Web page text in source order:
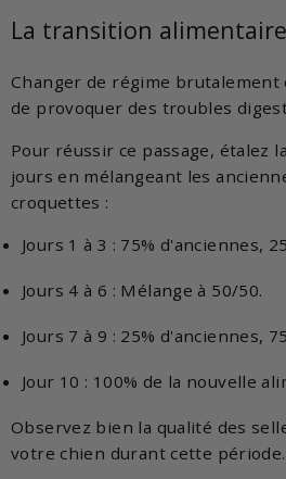
La transition alimentaire
Changer de régime
de provoquer des troubles
Pour réussir ce passage, étalez
jours en mélangeant les
croquettes :
Jours 1 à 3 : 75% d'anciennes,
Jours 4 à 6 : Mélange à 50/50.
Jours 7 à 9 : 25% d'anciennes,
Jour 10 : 100% de la nouvelle
Observez bien la qualité des
votre chien durant cette période.